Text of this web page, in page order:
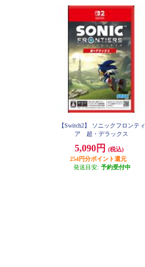
【Switch2】 ソニックフロンティ
ア 超・デラックス
5,090円
(税込)
254円分ポイント還元
発送目安: 予約受付中